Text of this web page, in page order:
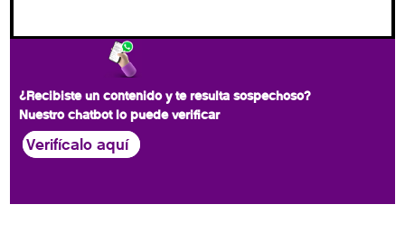
¿Recibiste un contenido y te resulta sospechoso?
Nuestro chatbot lo puede verificar
Verifícalo aquí